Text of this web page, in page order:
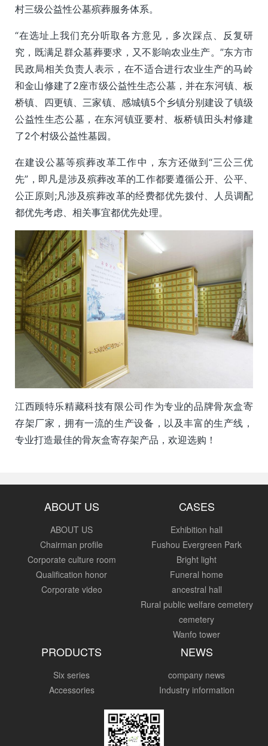
村三级公益性公墓殡葬服务体系。
“在选址上我们充分听取各方意见，多次踩点、反复研
究，既满足群众墓葬要求，又不影响农业生产。”东方市
民政局相关负责人表示，在不适合进行农业生产的马岭
和金山修建了2座市级公益性生态公墓，并在东河镇、板
桥镇、四更镇、三家镇、感城镇5个乡镇分别建设了镇级
公益性生态公墓，在东河镇亚要村、板桥镇田头村修建
了2个村级公益性墓园。
在建设公墓等殡葬改革工作中，东方还做到“三公三优
先”，即凡是涉及殡葬改革的工作都要遵循公开、公平、
公正原则;凡涉及殡葬改革的经费都优先拨付、人员调配
都优先考虑、相关事宜都优先处理。
江西顾特乐精藏科技有限公司作为专业的品牌骨灰盒寄
存架厂家，拥有一流的生产设备，以及丰富的生产线，
专业打造最佳的骨灰盒寄存架产品，欢迎选购！
ABOUT US
ABOUT US
Chairman profile
Corporate culture room
Qualification honor
Corporate video
CASES
Exhibition hall
Fushou Evergreen Park
Bright light
Funeral home
ancestral hall
Rural public welfare cemetery
cemetery
Wanfo tower
PRODUCTS
Six series
Accessories
NEWS
company news
Industry information